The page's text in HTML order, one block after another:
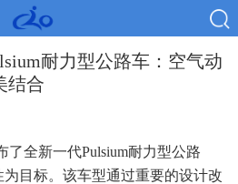
耐力型公路车：空气动
结合
了全新一代Pulsium耐力型公路
目标。该车型通过重要的设计改